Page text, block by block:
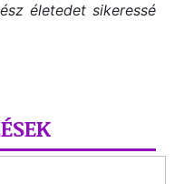
életedet sikeressé